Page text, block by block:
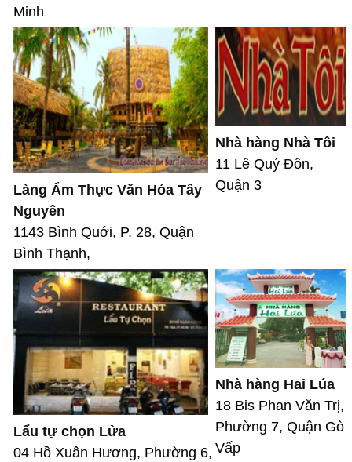
Minh
Làng Ẩm Thực Văn Hóa Tây
Nguyên
1143 Bình Quới, P. 28, Quận
Bình Thạnh,
Nhà hàng Nhà Tôi
11 Lê Quý Đôn,
Quận 3
Lẩu tự chọn Lửa
04 Hồ Xuân Hương, Phường 6,
Nhà hàng Hai Lúa
18 Bis Phan Văn Trị,
Phường 7, Quận Gò
Vấp